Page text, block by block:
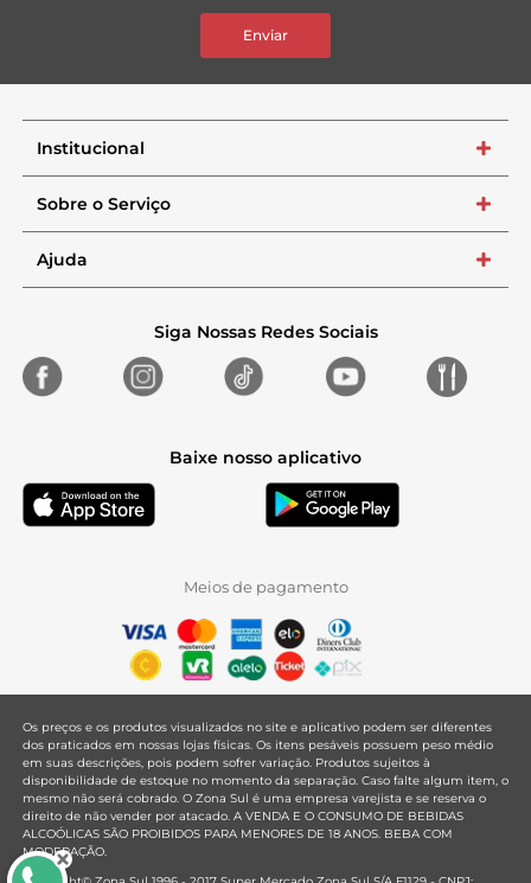
Enviar
Institucional +
Sobre o Serviço +
Ajuda +
Siga Nossas Redes Sociais
Baixe nosso aplicativo
Meios de pagamento
Os preços e os produtos visualizados no site e aplicativo podem ser diferentes
dos praticados em nossas lojas físicas. Os itens pesáveis possuem peso médio
em suas descrições, pois podem sofrer variação. Produtos sujeitos à
disponibilidade de estoque no momento da separação. Caso falte algum item, o
mesmo não será cobrado. O Zona Sul é uma empresa varejista e se reserva o
direito de não vender por atacado. A VENDA E O CONSUMO DE BEBIDAS
ALCOÓLICAS SÃO PROIBIDOS PARA MENORES DE 18 ANOS. BEBA COM
MODERAÇÃO.